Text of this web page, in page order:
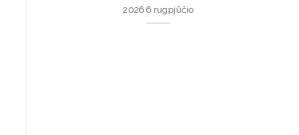
2026 6 rugpjūčio